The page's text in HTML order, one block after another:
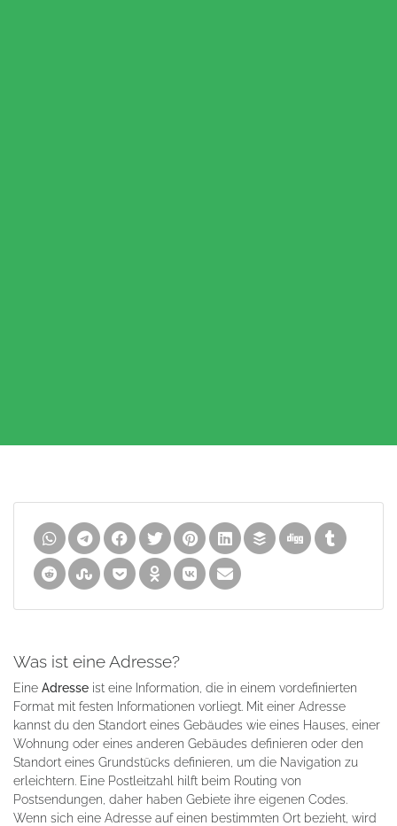
Was ist eine Adresse?
Eine Adresse ist eine Information, die in einem vordefinierten
Format mit festen Informationen vorliegt. Mit einer Adresse
kannst du den Standort eines Gebäudes wie eines Hauses, einer
Wohnung oder eines anderen Gebäudes definieren oder den
Standort eines Grundstücks definieren, um die Navigation zu
erleichtern. Eine Postleitzahl hilft beim Routing von
Postsendungen, daher haben Gebiete ihre eigenen Codes.
Wenn sich eine Adresse auf einen bestimmten Ort bezieht, wird